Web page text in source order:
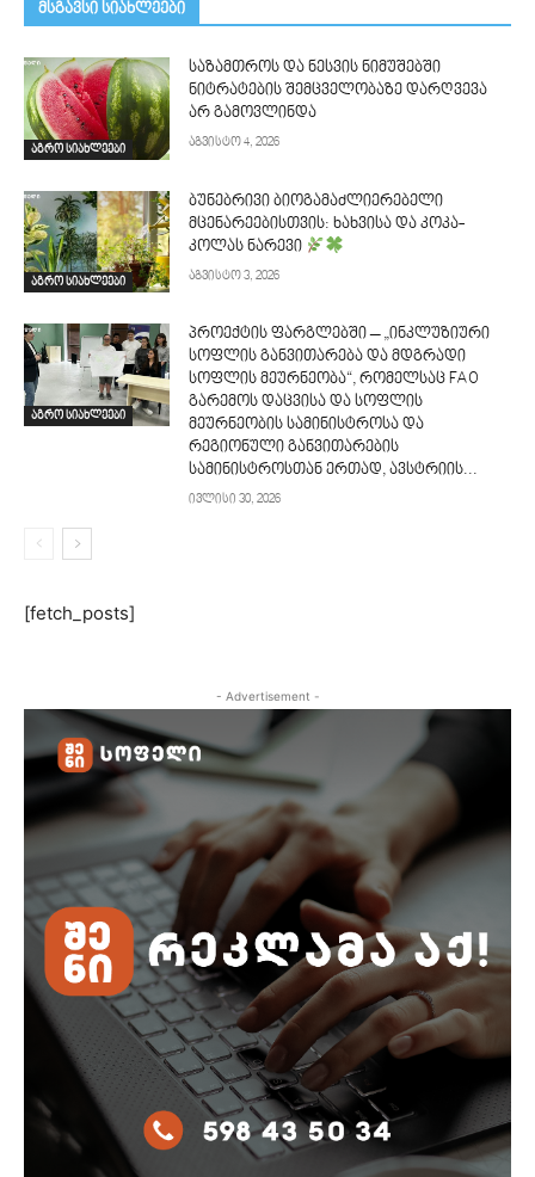
მსგავსი სიახლეები
აგრო სიახლეები
საზამთროს და ნესვის ნიმუშებში
ნიტრატების შემცველობაზე დარღვევა
არ გამოვლინდა
აგვისტო 4, 2026
აგრო სიახლეები
ბუნებრივი ბიოგამაძლიერებელი
მცენარეებისთვის: ხახვისა და კოკა-
კოლას ნარევი
აგვისტო 3, 2026
აგრო სიახლეები
პროექტის ფარგლებში – „ინკლუზიური
სოფლის განვითარება და მდგრადი
სოფლის მეურნეობა“, რომელსაც FAO
გარემოს დაცვისა და სოფლის
მეურნეობის სამინისტროსა და
რეგიონული განვითარების
სამინისტროსთან ერთად, ავსტრიის...
ივლისი 30, 2026
[fetch_posts]
- Advertisement -